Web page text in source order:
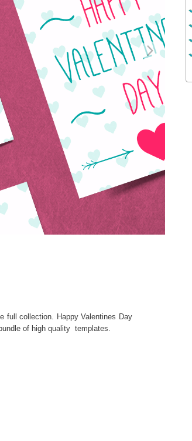
AI koolitusandmed Video Editing
full collection. Happy Valentines Day
of high quality templates.